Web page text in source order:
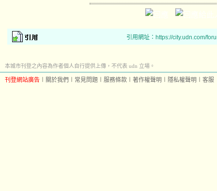
引用網址：https://city.udn.com/
本城市刊登之內容為作者個人自行提供上傳，不代表 udn 立場。
刊登網站廣告 關於我們 常見問題 服務條款 著作權聲明 隱私權聲明 客服